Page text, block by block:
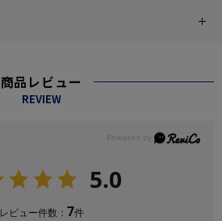
商品レビュー
REVIEW
5.0
レビュー件数： 7件